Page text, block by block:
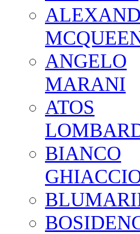
ANGELO
MARANI
ATOS
BIANCO